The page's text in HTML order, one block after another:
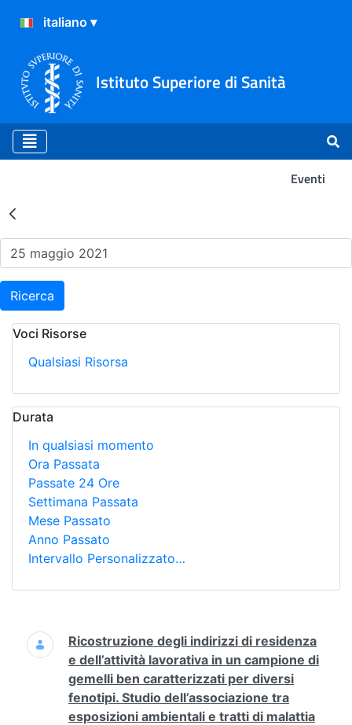
Istituto Superiore di Sanità
Eventi
Risultati della Ricerca -
Ricerca
Voci Risorse
Qualsiasi Risorsa
Durata
In qualsiasi momento
Ora Passata
Passate 24 Ore
Settimana Passata
Mese Passato
Anno Passato
Intervallo Personalizzato…
Ricerca
Ricostruzione degli indirizzi di residenza
e dell’attività lavorativa in un campione di
gemelli ben caratterizzati per diversi
fenotipi. Studio dell’associazione tra
esposizioni ambientali e tratti di malattia